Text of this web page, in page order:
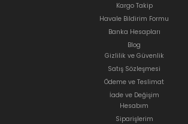
Kargo Takip
Havale Bildirim Formu
Banka Hesapları
Blog
Gizlilik ve Güvenlik
Satış Sözleşmesi
Ödeme ve Teslimat
İade ve Değişim
Hesabım
Siparişlerim